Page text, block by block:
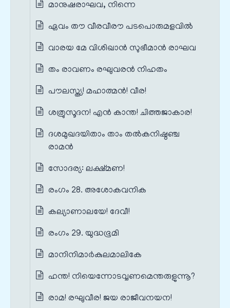
മാനുഷരാഘവ, നിന്നെ
ഏവം തൗ വീരവീരൗ പടപൊരുമളവിൽ
വാരയ മേ വിശിഖാൻ സുഭീമാൻ രാഘവ
തം രാവണം രഘുവരൻ നിഹതം
പൗലസ്ത്യ! മഹാത്മൻ! വീര!
ശത്രുസൂദന! എൻ കാന്ത! ചിത്തജാകാര!
ദശമുഖദയിതാം താം തൽകനിഷ്ഠഞ്ച
രാമൻ
സോദര്യ: ലക്ഷ്മണ!
രംഗം 28. അശോകവനിക
കല്യാണാലയേ! ദേവീ!
രംഗം 29. യുദ്ധഭൂമി
മാനിനിമാർകുലമാലികേ
ഹന്ത! നിയെന്നോടവ്വണമെന്തരുളുന്നൂ?
രാമ! രഘുവീര! ജയ രാജീവനയന!